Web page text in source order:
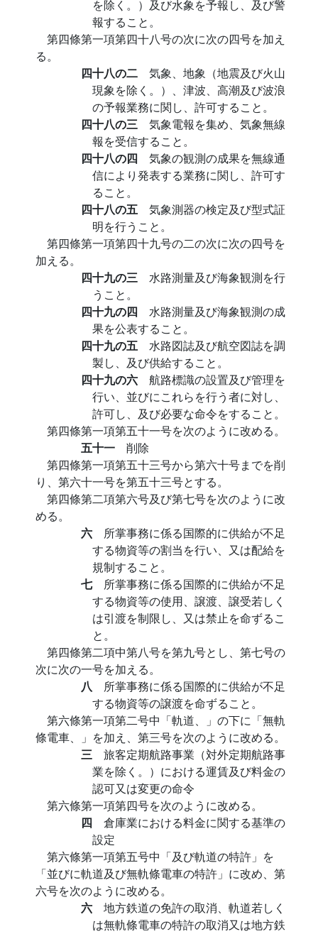
を除く。）及び水象を予報し、及び警
報すること。
第四條第一項第四十八号の次に次の四号を加え
る。
四十八の二 気象、地象（地震及び火山
現象を除く。）、津波、高潮及び波浪
の予報業務に関し、許可すること。
四十八の三 気象電報を集め、気象無線
報を受信すること。
四十八の四 気象の観測の成果を無線通
信により発表する業務に関し、許可す
ること。
四十八の五 気象測器の検定及び型式証
明を行うこと。
第四條第一項第四十九号の二の次に次の四号を
加える。
四十九の三 水路測量及び海象観測を行
うこと。
四十九の四 水路測量及び海象観測の成
果を公表すること。
四十九の五 水路図誌及び航空図誌を調
製し、及び供給すること。
四十九の六 航路標識の設置及び管理を
行い、並びにこれらを行う者に対し、
許可し、及び必要な命令をすること。
第四條第一項第五十一号を次のように改める。
五十一 削除
第四條第一項第五十三号から第六十号までを削
り、第六十一号を第五十三号とする。
第四條第二項第六号及び第七号を次のように改
める。
六 所掌事務に係る国際的に供給が不足
する物資等の割当を行い、又は配給を
規制すること。
七 所掌事務に係る国際的に供給が不足
する物資等の使用、譲渡、譲受若しく
は引渡を制限し、又は禁止を命ずるこ
と。
第四條第二項中第八号を第九号とし、第七号の
次に次の一号を加える。
八 所掌事務に係る国際的に供給が不足
する物資等の譲渡を命ずること。
第六條第一項第二号中「軌道、」の下に「無軌
條電車、」を加え、第三号を次のように改める。
三 旅客定期航路事業（対外定期航路事
業を除く。）における運賃及び料金の
認可又は変更の命令
第六條第一項第四号を次のように改める。
四 倉庫業における料金に関する基準の
設定
第六條第一項第五号中「及び軌道の特許」を
「並びに軌道及び無軌條電車の特許」に改め、第
六号を次のように改める。
六 地方鉄道の免許の取消、軌道若しく
は無軌條電車の特許の取消又は地方鉄